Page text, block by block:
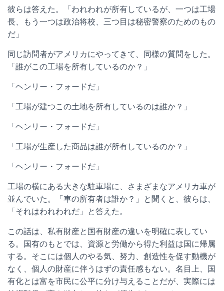
彼らは答えた。「われわれが所有しているが、一つは工場
長、もう一つは政治将校、三つ目は秘密警察のためのもの
だ」
同じ訪問者がアメリカにやってきて、同様の質問をした。
「誰がこの工場を所有しているのか？」
「ヘンリー・フォードだ」
「工場が建つこの土地を所有しているのは誰か？」
「ヘンリー・フォードだ」
「工場が生産した商品は誰が所有しているのか？」
「ヘンリー・フォードだ」
工場の横にある大きな駐車場に、さまざまなアメリカ車が
並んでいた。「車の所有者は誰か？」と聞くと、彼らは、
「それはわれわれだ」と答えた。
この話は、私有財産と国有財産の違いを明確に表してい
る。国有のもとでは、資源と労働から得た利益は国に帰属
する。そこには個人のやる気、努力、創造性を促す動機が
なく、個人の財産に伴うはずの責任感もない。名目上、国
有化とは富を市民に公平に分け与えることだが、実際には